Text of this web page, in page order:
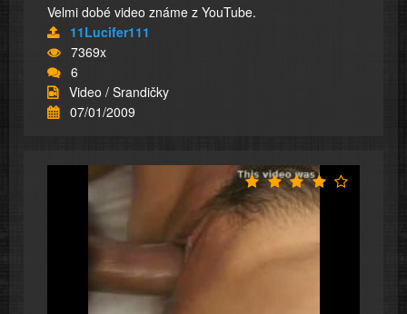
Velmi dobé video známe z YouTube.
11Lucifer111
7369x
6
Video / Srandičky
07/01/2009